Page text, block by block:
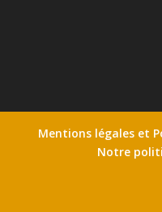
Mentions légales et
Notre